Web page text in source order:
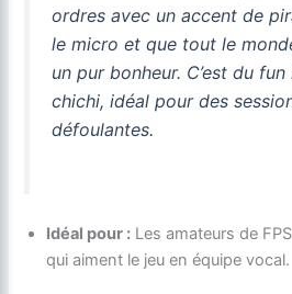
ordres avec un accent de
le micro et que tout le
un pur bonheur. C’est du
chichi, idéal pour des
défoulantes.
Idéal pour : Les amateurs de
qui aiment le jeu en équipe vocal.